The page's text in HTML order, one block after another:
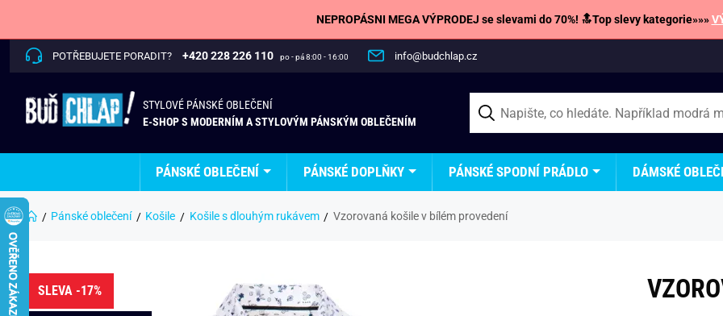
NEPROPÁSNI MEGA VÝPRODEJ se slevami do 70%! 🔝Top slevy kategorie»»»
POTŘEBUJETE PORADIT? +420 228 226 110 po - pá 8:00 - 16:00 info@budchlap.cz
STYLOVÉ PÁNSKÉ OBLEČENÍ
E-SHOP S MODERNÍM A STYLOVÝM PÁNSKÝM OBLEČENÍM
PÁNSKÉ OBLEČENÍ PÁNSKÉ DOPLŇKY PÁNSKÉ SPODNÍ PRÁDLO DÁMSKÉ
Pánské oblečení Košile Košile s dlouhým rukávem Vzorovaná košile v bílém provedení
SLEVA -17%